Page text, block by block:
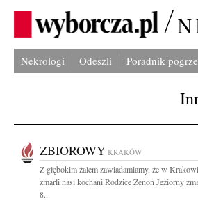
Nekrologi Odeszli Poradnik
ZBIOROWY KRAKÓW
Z głębokim żalem zawiadamiamy, że w
zmarli nasi kochani Rodzice Zenon Jeziorny
8...